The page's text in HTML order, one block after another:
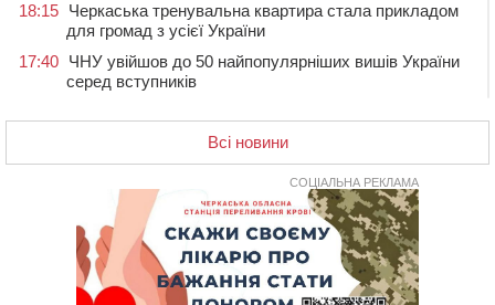
18:15 Черкаська тренувальна квартира стала прикладом
для громад з усієї України
17:40 ЧНУ увійшов до 50 найпопулярніших вишів України
серед вступників
контейнерний майданчик
16:32
Без розтину грудної клітки: у Черкасах 75-річній
пацієнтці замінили аортальний клапан
У Черкаському онкоцентрі встановили сонячну
електростанцію за понад пів мільйона гривень
У Київській області прощаються з полеглим на
фронті жителем Монастирищини
Всі новини
СОЦІАЛЬНА РЕКЛАМА